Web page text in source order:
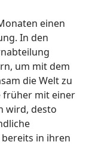
einen
In den
um mit dem
die Welt zu
früher mit einer
wird, desto
in ihren